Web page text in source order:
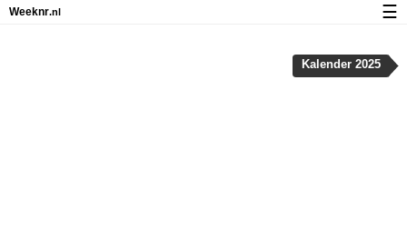
Kalender 2025
Weeknr.nl ☰